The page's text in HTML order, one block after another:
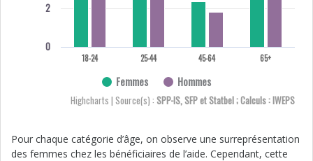
Femmes Hommes
0
2
Highcharts | Source(s) : SPP-IS, SFP et Statbel ; Calculs : IWEPS
18-24 25-44 45-64 65+
Pour chaque catégorie d’âge, on observe une surreprésentation
des femmes chez les bénéficiaires de l’aide. Cependant, cette